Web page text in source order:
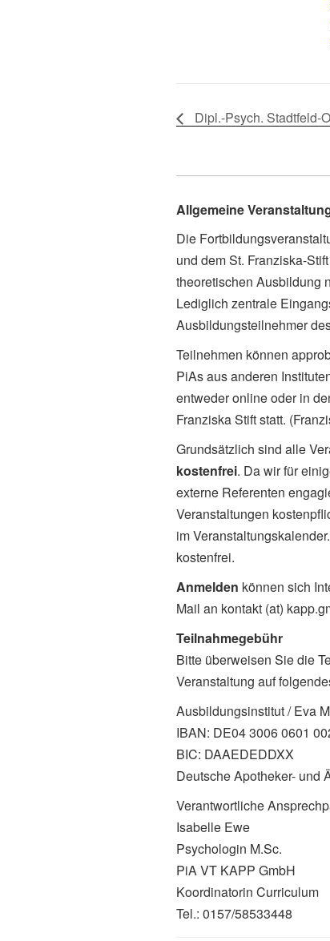
Dipl.-Psych. Stadtfeld-
Allgemeine
Die
und dem St. Franziska-
theoretischen Ausbildung
Lediglich zentrale
Ausbildungsteilnehmer
Teilnehmen können
PiAs aus anderen
entweder online oder in
Franziska Stift statt.
Grundsätzlich sind alle
kostenfrei. Da wir für
externe Referenten
Veranstaltungen
im
kostenfrei.
Anmelden können sich
Mail an kontakt (at)
Teilnahmegebühr
Bitte überweisen Sie die
Veranstaltung auf
Ausbildungsinstitut / Eva
IBAN: DE04 3006 0601
BIC: DAAEDEDDXX
Deutsche Apotheker- und
Verantwortliche
Isabelle Ewe
Psychologin M.Sc.
PiA VT KAPP GmbH
Koordinatorin Curriculum
Tel.: 0157/58533448